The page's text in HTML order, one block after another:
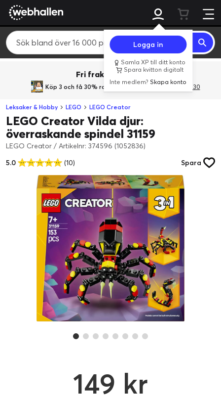
Logga in
Samla XP till ditt konto
Spara kvitton digitalt
Inte medlem?Skapa konto
Fri frakt över 800 kr.
Köp 3 och få 30% rabatt med rabattkoden 3Gives30
Leksaker & Hobby LEGO LEGO Creator
LEGO Creator Vilda djur:
överraskande spindel 31159
LEGO Creator / Artikelnr: 374596 (1052836)
5.0
(10) Spara
149 kr